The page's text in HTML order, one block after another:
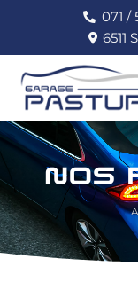
071 /
6511
NOS